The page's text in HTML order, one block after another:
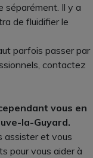
séparément. Il y a
de fluidifier le
parfois passer par
contactez
vous en
la-Guyard.
assister et vous
pour vous aider à